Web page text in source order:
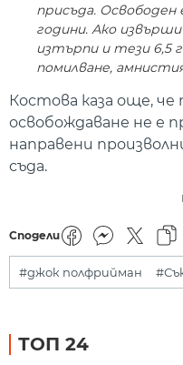
присъда.
години. Ако
изтърпи и тези 6,5
помилване,
Костова каза още,
освобождаване не е
направени
съда.
Сподели
#джок полфрийман
ТОП 24